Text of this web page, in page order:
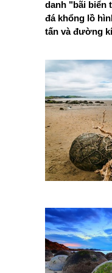
danh "bãi biển
đá khổng lồ
tấn và đường